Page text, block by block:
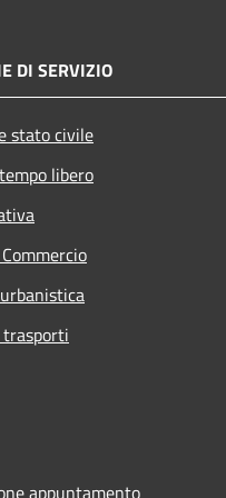
DI SERVIZIO
stato civile
libero
appuntamento